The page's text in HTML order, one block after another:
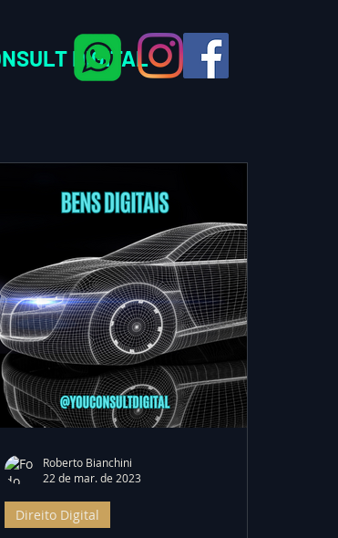
DIGITAL
Direito Digital
Roberto Bianchini
22 de mar. de 2023